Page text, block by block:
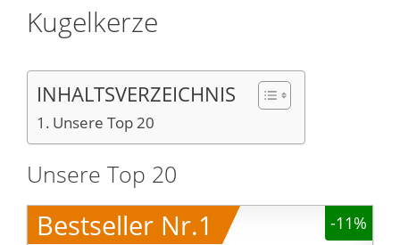
Kugelkerze
INHALTSVERZEICHNIS
Unsere Top 20
Unsere Top 20
Bestseller Nr.1
-11%